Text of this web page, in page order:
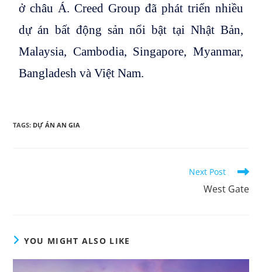
ở châu Á. Creed Group đã phát triển nhiều
dự án bất động sản nổi bật tại Nhật Bản,
Malaysia, Cambodia, Singapore, Myanmar,
Bangladesh và Việt Nam.
TAGS: DỰ ÁN AN GIA
Next Post
West Gate
YOU MIGHT ALSO LIKE